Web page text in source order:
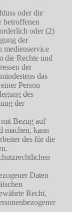
oder die
betroffenen
oder (2)
der
medienservice
die Rechte und
der
das
Person
des
der
Bezug auf
machen, kann
des für die
Daten
Recht,